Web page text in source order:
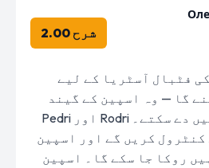
شرح 2.00
فٹبال آسٹریا کے لیے
گا — وہ اسپین کے گیند
کنٹرول کا جواب نہیں دے سکتے۔ Rodri اور Pedri
کریں گے اور اسپین
روکا جا سکے گا۔ اسپین